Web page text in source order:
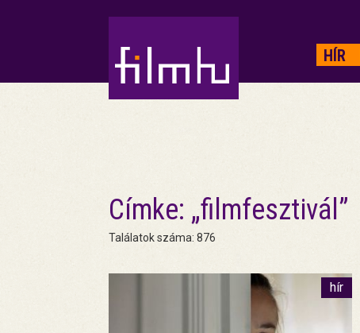
HÍR
Címke: „filmfesztivál”
Találatok száma: 876
hír